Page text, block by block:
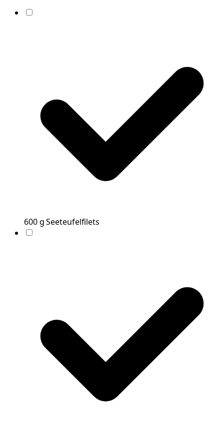
600g Seeteufelfilets